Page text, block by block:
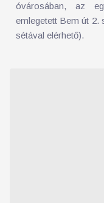
óvárosában, az
emlegetett Bem út 2.
sétával elérhető).